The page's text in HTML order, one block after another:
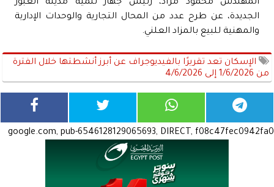
المهندس محمود مراد، رئيس جهاز تنمية مدينة العبور
الجديدة، عن طرح عدد من المحال التجارية والوحدات الإدارية
والمهنية للبيع بالمزاد العلني.
الإسكان تعد تقريرًا بالفيديوجراف عن أبرز أنشطتها خلال الفترة
من 1/6/2026 إلى 4/6/2026
google.com, pub-6546128129065693, DIRECT, f08c47fec0942fa0